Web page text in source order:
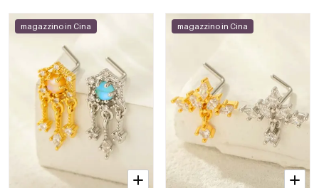
magazzino in Cina magazzino in Cina